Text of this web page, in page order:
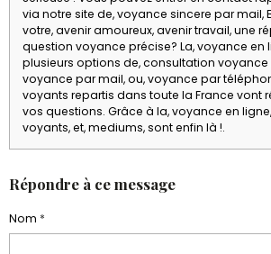
via notre site de, voyance sincere par mail,
votre, avenir amoureux, avenir travail, une
question voyance précise? La, voyance en
plusieurs options de, consultation voyance
voyance par mail, ou, voyance par
voyants repartis dans toute la France vont
vos questions. Grâce à la, voyance en
voyants, et, mediums, sont enfin là !.
Répondre à ce message
Nom